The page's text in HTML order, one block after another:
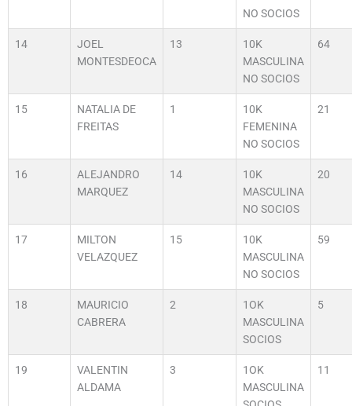
NO SOCIOS
14
JOEL
MONTESDEOCA
13
10K
MASCULINA
NO SOCIOS
64
15
NATALIA DE
FREITAS
1
10K
FEMENINA
NO SOCIOS
21
16
ALEJANDRO
MARQUEZ
14
10K
MASCULINA
NO SOCIOS
20
17
MILTON
VELAZQUEZ
15
10K
MASCULINA
NO SOCIOS
59
18
MAURICIO
CABRERA
2
1OK
MASCULINA
SOCIOS
5
19
VALENTIN
ALDAMA
3
1OK
MASCULINA
11